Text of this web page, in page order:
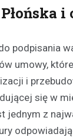
i
podpisania
umowy,
i
się w
jednym z